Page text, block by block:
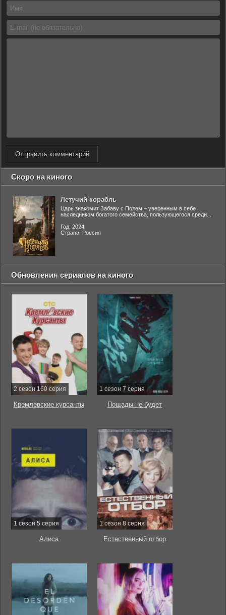
Отправить комментарий
Скоро на киного
Летучий корабль
Царь знакомит Забаву с Полем – уверенным в себе
наследником богатого семейства, пользующегося среди...
Год: 2024
Страна: Россия
Обновления сериалов на киного
2 сезон 160 серия
Кремлевские курсанты
1 сезон 7 серия
Пощады не будет
1 сезон 5 серия
Алиса
1 сезон 8 серия
Естественный отбор